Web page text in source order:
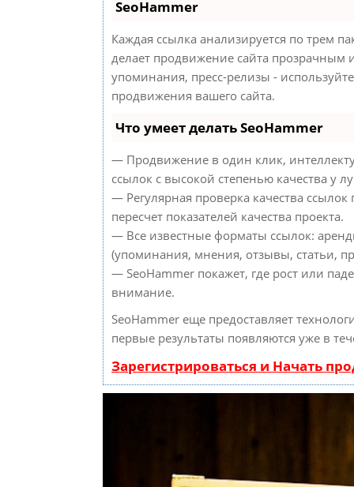
SeoHammer
Каждая ссылка анализируется по трем
делает продвижение сайта прозрачным
упоминания, пресс-релизы -
продвижения вашего сайта.
Что умеет делать SeoHammer
— Продвижение в один клик,
ссылок с высокой степенью качества у
— Регулярная проверка качества
пересчет показателей качества проекта.
— Все известные форматы ссылок:
(упоминания, мнения, отзывы, статьи,
— SeoHammer покажет, где рост или
внимание.
SeoHammer еще предоставляет
первые результаты появляются уже в
Зарегистрироваться и Начать